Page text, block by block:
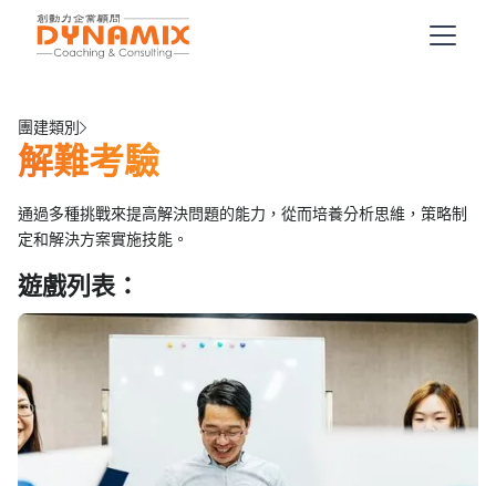
團建類別
解難考驗
通過多種挑戰來提高解決問題的能力，從而培養分析思維，策略制
定和解決方案實施技能。
遊戲列表：